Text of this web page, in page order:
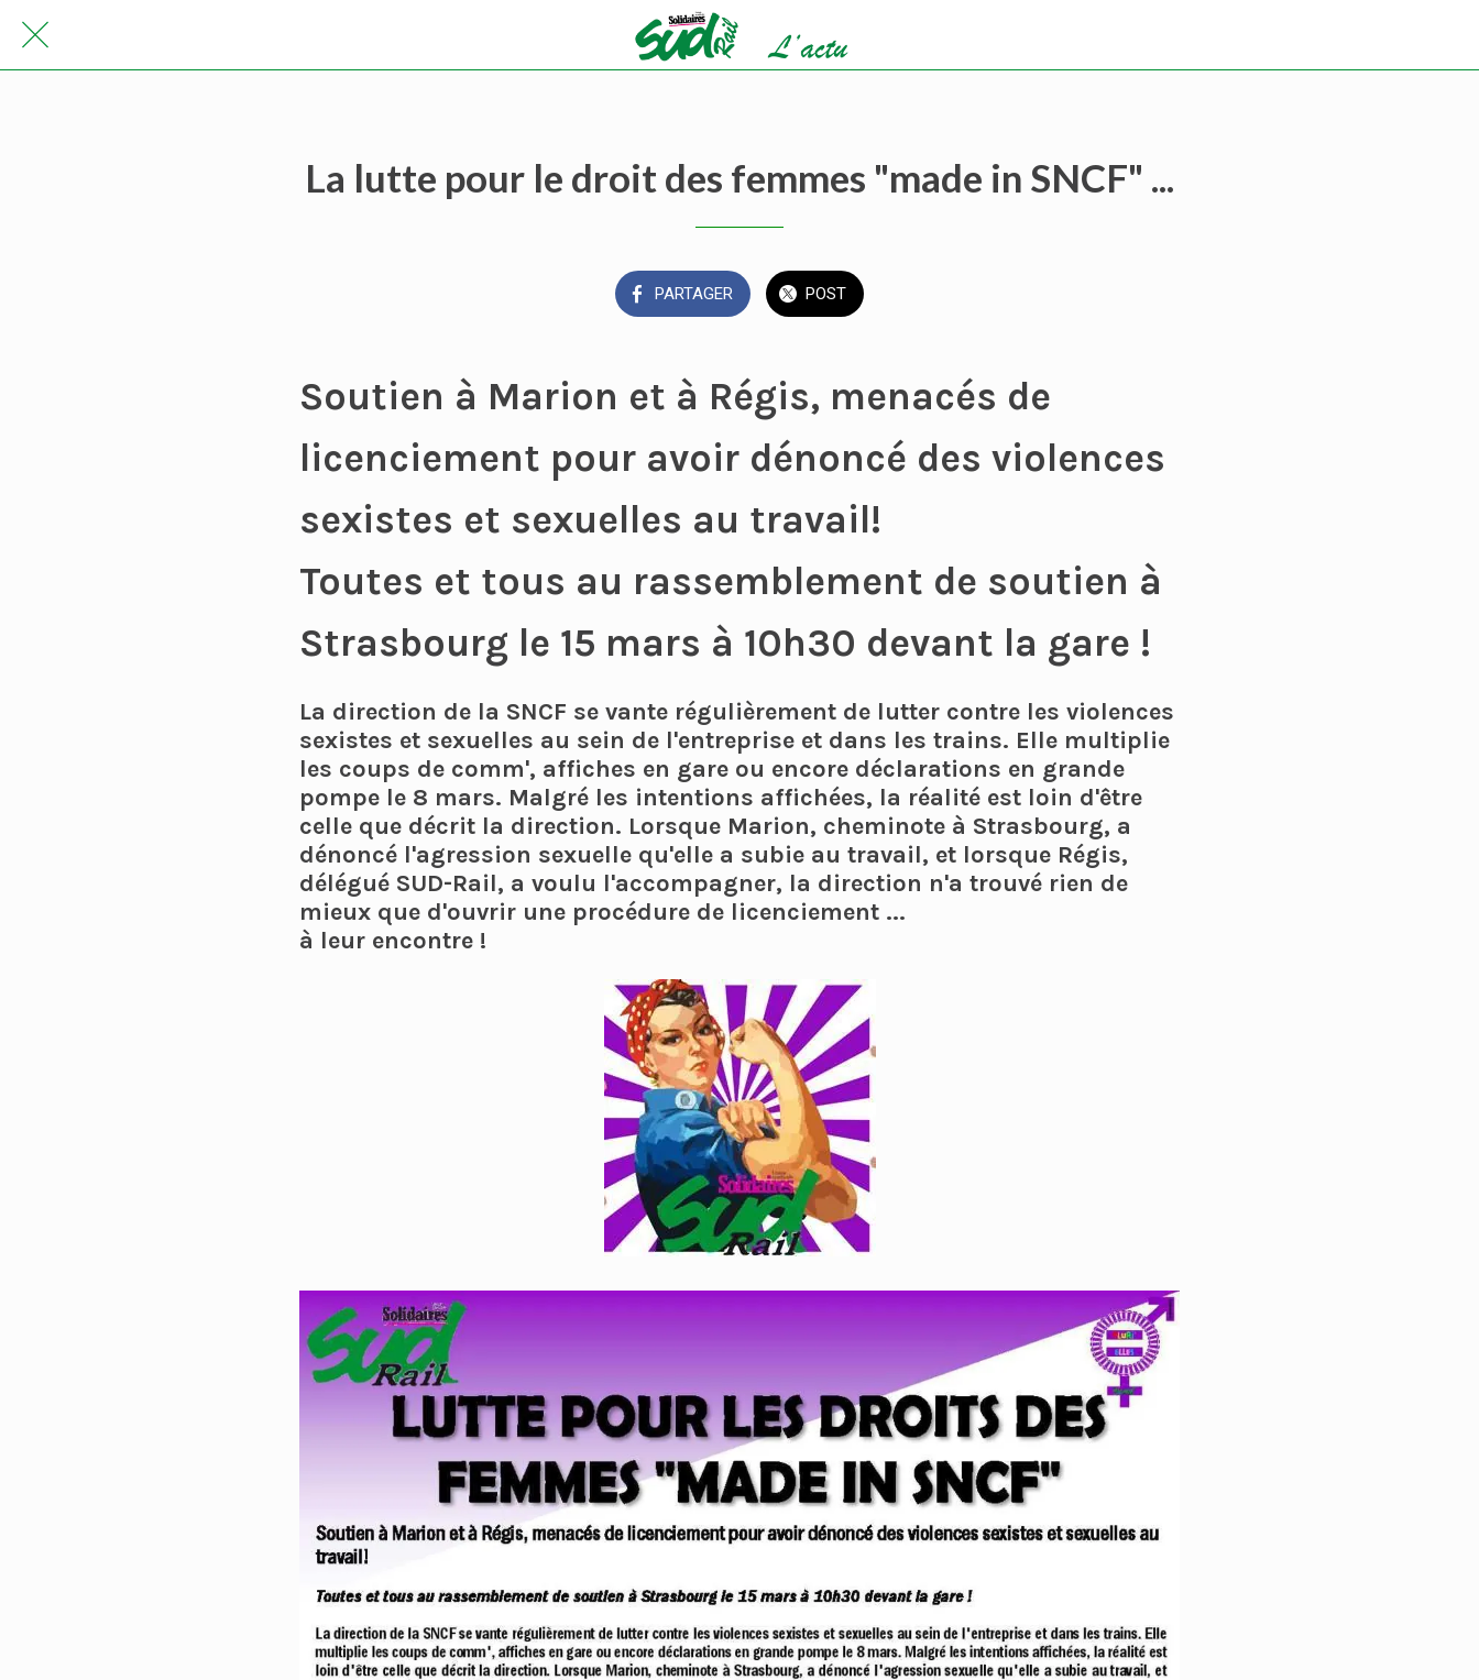
La lutte pour le droit des femmes "made in SNCF" ...
PARTAGER POST
Soutien à Marion et à Régis, menacés de
licenciement pour avoir dénoncé des violences
sexistes et sexuelles au travail!
Toutes et tous au rassemblement de soutien à
Strasbourg le 15 mars à 10h30 devant la gare !
La direction de la SNCF se vante régulièrement de lutter contre les violences
sexistes et sexuelles au sein de l'entreprise et dans les trains. Elle multiplie
les coups de comm', affiches en gare ou encore déclarations en grande
pompe le 8 mars. Malgré les intentions affichées, la réalité est loin d'être
celle que décrit la direction. Lorsque Marion, cheminote à Strasbourg, a
dénoncé l'agression sexuelle qu'elle a subie au travail, et lorsque Régis,
délégué SUD-Rail, a voulu l'accompagner, la direction n'a trouvé rien de
mieux que d'ouvrir une procédure de licenciement ...
à leur encontre !